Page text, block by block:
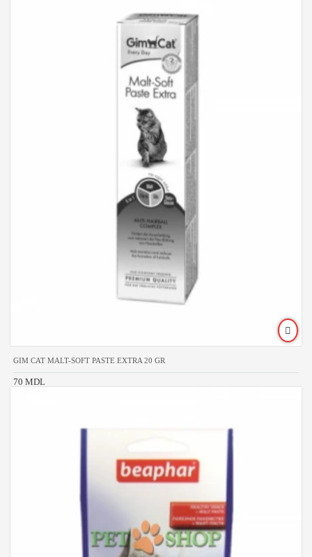
GIM CAT MALT-SOFT PASTE EXTRA 20 GR
70 MDL